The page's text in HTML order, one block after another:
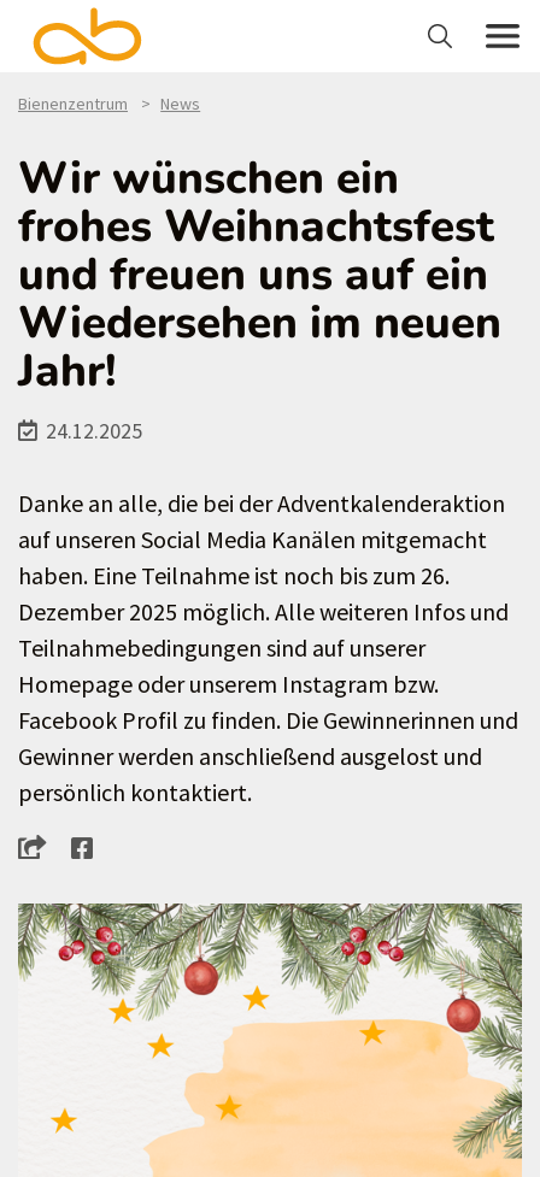
Bienenzentrum News
Wir wünschen ein
frohes Weihnachtsfest
und freuen uns auf ein
Wiedersehen im neuen
Jahr!
24.12.2025
Danke an alle, die bei der Adventkalenderaktion
auf unseren Social Media Kanälen mitgemacht
haben. Eine Teilnahme ist noch bis zum 26.
Dezember 2025 möglich. Alle weiteren Infos und
Teilnahmebedingungen sind auf unserer
Homepage oder unserem Instagram bzw.
Facebook Profil zu finden. Die Gewinnerinnen und
Gewinner werden anschließend ausgelost und
persönlich kontaktiert.